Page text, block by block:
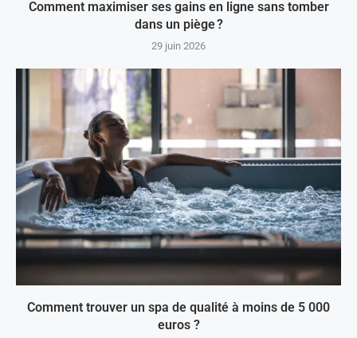
Comment maximiser ses gains en ligne sans tomber
dans un piège ?
29 juin 2026
Comment trouver un spa de qualité à moins de 5 000
euros ?